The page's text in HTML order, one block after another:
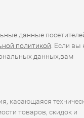
данные
политикой . Если вы
данных,вам
касающаяся
товаров, скидок и